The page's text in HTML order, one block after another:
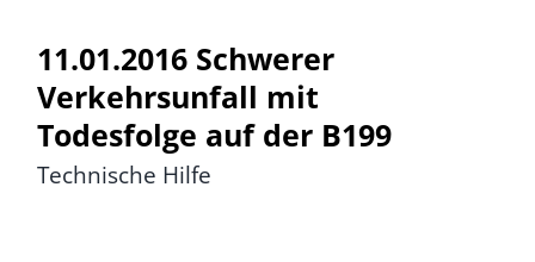
Historie
Jugendfeuerwehr
11.01.2016 Schwerer
Verkehrsunfall mit
Todesfolge auf der B199
Technische Hilfe